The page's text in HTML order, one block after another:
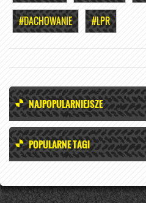
#DACHOWANIE #LPR
NAJPOPULARNIEJSZE
POPULARNE TAGI